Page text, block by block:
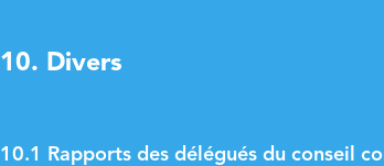
10. Divers
10.1 Rapports des délégués du conseil